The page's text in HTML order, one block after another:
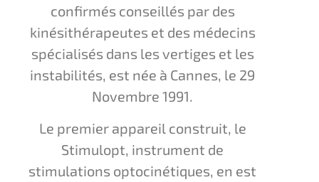
confirmés conseillés par des
kinésithérapeutes et des médecins
spécialisés dans les vertiges et les
instabilités, est née à Cannes, le 29
Novembre 1991.
Le premier appareil construit, le
Stimulopt, instrument de
stimulations optocinétiques, en est